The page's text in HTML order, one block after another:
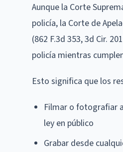
Aunque la Corte
policía, la Corte de
(862 F.3d 353, 3d Cir.
policía mientras
Esto significa que los
Filmar o fotografiar
ley en público
Grabar desde